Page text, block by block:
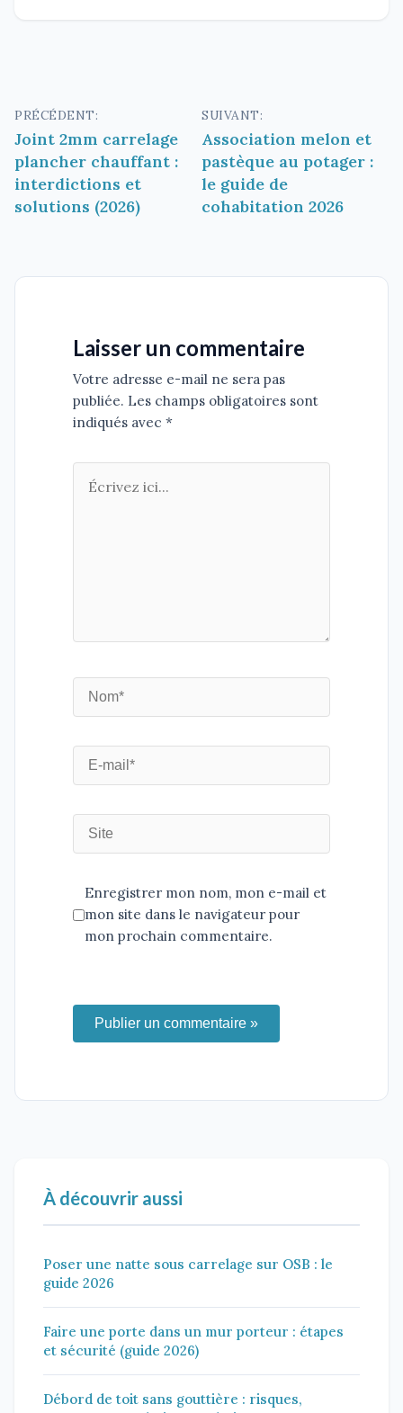
Navigation
de
l’article
PRÉCÉDENT:
Joint 2mm carrelage
plancher chauffant :
interdictions et
solutions (2026)
SUIVANT:
Association melon et
pastèque au potager :
le guide de
cohabitation 2026
Laisser un commentaire
Votre adresse e-mail ne sera pas
publiée. Les champs obligatoires sont
indiqués avec *
Enregistrer mon nom, mon e-mail et
mon site dans le navigateur pour
mon prochain commentaire.
Publier un commentaire »
À découvrir aussi
Poser une natte sous carrelage sur OSB : le
guide 2026
Faire une porte dans un mur porteur : étapes
et sécurité (guide 2026)
Débord de toit sans gouttière : risques,